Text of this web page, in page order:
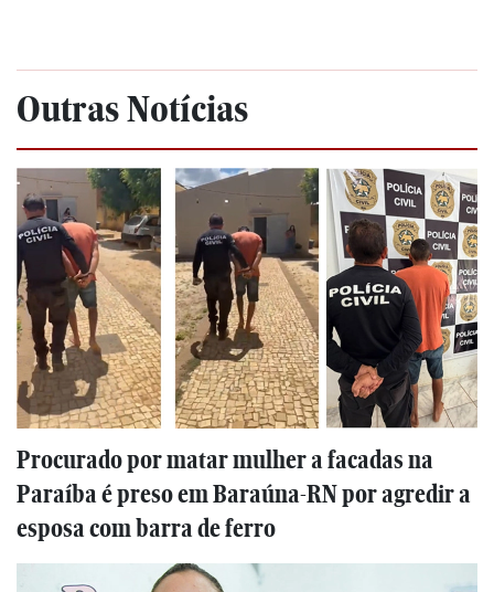
Outras Notícias
Procurado por matar mulher a facadas na
Paraíba é preso em Baraúna-RN por agredir a
esposa com barra de ferro